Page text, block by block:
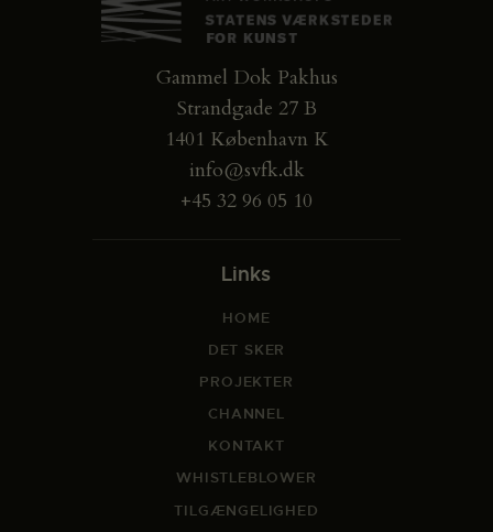
Gammel Dok Pakhus
Strandgade 27 B
1401 København K
info@svfk.dk
+45 32 96 05 10
Links
HOME
DET SKER
PROJEKTER
CHANNEL
KONTAKT
WHISTLEBLOWER
TILGÆNGELIGHED